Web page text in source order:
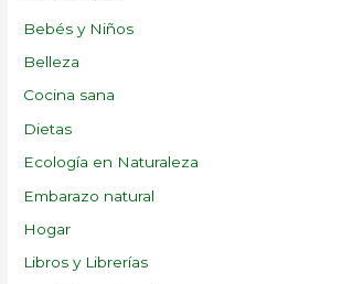
Bebés y Niños
Belleza
Cocina sana
Dietas
Ecología en Naturaleza
Embarazo natural
Hogar
Libros y Librerías